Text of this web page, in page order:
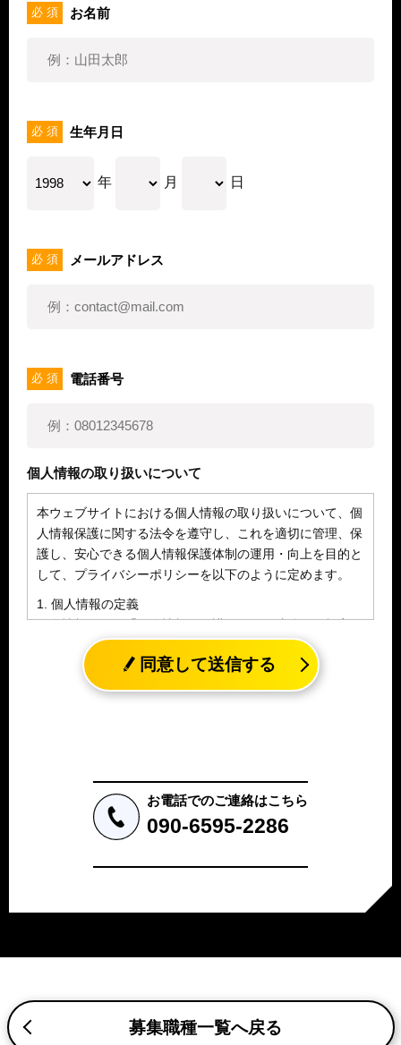
必 須 お名前
必 須 生年月日
年 月 日
必 須 メールアドレス
必 須 電話番号
個人情報の取り扱いについて
本ウェブサイトにおける個人情報の取り扱いについて、個
人情報保護に関する法令を遵守し、これを適切に管理、保
護し、安心できる個人情報保護体制の運用・向上を目的と
して、プライバシーポリシーを以下のように定めます。
1. 個人情報の定義
個人情報とは、「個人情報の保護に関する法律」に規定さ
れる生存する個人に関する情報であって、氏名、生年月日
その他の記述等により特定の個人を識別することができる
情報（個人識別情報）を指します。
しません。
a.応募者等からのお問い合わせに対応・管理するため
b.本ウェブサイトにおけるサービスの提供・運用のため
3. プライバシー尊重
4. 法令等の遵守
応募者等の個人情報の取得、利用その他一切の取り扱いに
同意して送信する
お電話でのご連絡はこちら
090-6595-2286
募集職種一覧へ戻る